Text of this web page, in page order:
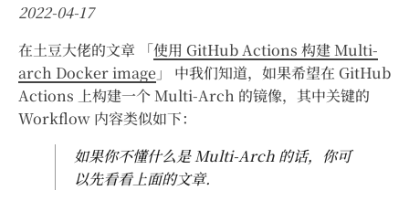
2022-04-17
在土豆大佬的文章 「使用 GitHub Actions 构建 Multi-
arch Docker image 」 中我们知道，如果希望在 GitHub
Actions 上构建一个 Multi-Arch 的镜像，其中关键的
Workflow 内容类似如下：
如果你不懂什么是 Multi-Arch 的话，你可
以先看看上面的文章.